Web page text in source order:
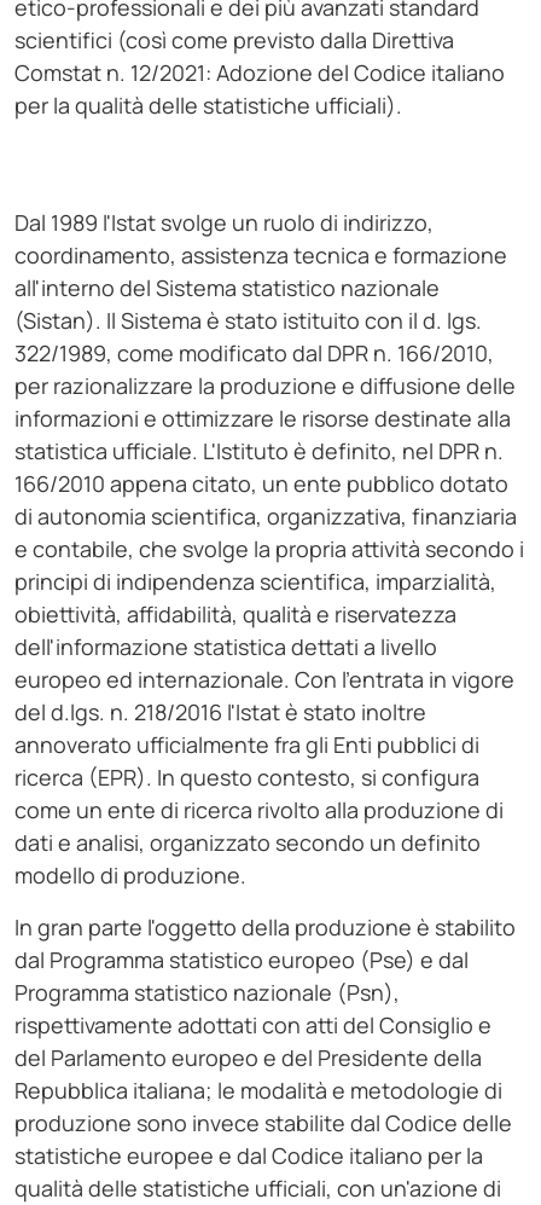
etico-professionali e dei più avanzati standard
scientifici (così come previsto dalla Direttiva
Comstat n. 12/2021: Adozione del Codice italiano
per la qualità delle statistiche ufficiali).
Dal 1989 l'Istat svolge un ruolo di indirizzo,
coordinamento, assistenza tecnica e formazione
all'interno del Sistema statistico nazionale
(Sistan). Il Sistema è stato istituito con il d. lgs.
322/1989, come modificato dal DPR n. 166/2010,
per razionalizzare la produzione e diffusione delle
informazioni e ottimizzare le risorse destinate alla
statistica ufficiale. L'Istituto è definito, nel DPR n.
166/2010 appena citato, un ente pubblico dotato
di autonomia scientifica, organizzativa, finanziaria
e contabile, che svolge la propria attività secondo i
principi di indipendenza scientifica, imparzialità,
obiettività, affidabilità, qualità e riservatezza
dell'informazione statistica dettati a livello
europeo ed internazionale. Con l'entrata in vigore
del d.lgs. n. 218/2016 l'Istat è stato inoltre
annoverato ufficialmente fra gli Enti pubblici di
ricerca (EPR). In questo contesto, si configura
come un ente di ricerca rivolto alla produzione di
dati e analisi, organizzato secondo un definito
modello di produzione.
In gran parte l'oggetto della produzione è stabilito
dal Programma statistico europeo (Pse) e dal
Programma statistico nazionale (Psn),
rispettivamente adottati con atti del Consiglio e
del Parlamento europeo e del Presidente della
Repubblica italiana; le modalità e metodologie di
produzione sono invece stabilite dal Codice delle
statistiche europee e dal Codice italiano per la
qualità delle statistiche ufficiali, con un'azione di